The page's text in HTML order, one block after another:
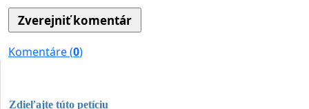
Komentáre (0)
Zdieľajte túto petíciu